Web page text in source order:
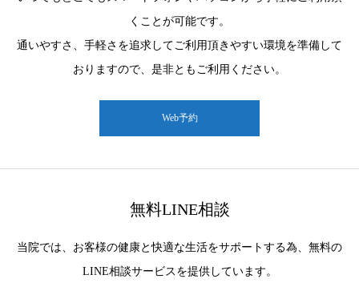
くことが可能です。
通いやすさ、手軽さを追求してご利用頂きやすい環境を準備して
おりますので、是非ともご利用ください。
Web予約
無料LINE相談
当院では、お客様の健康と快適な生活をサポートする為、無料の
LINE相談サービスを提供しています。